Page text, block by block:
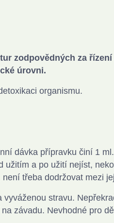
zodpovědných za
úrovni.
organismu.
dávka přípravku činí 1
užitím a po užití nejíst,
třeba dodržovat mezi
vyváženou stravu.
závadu. Nevhodné pro